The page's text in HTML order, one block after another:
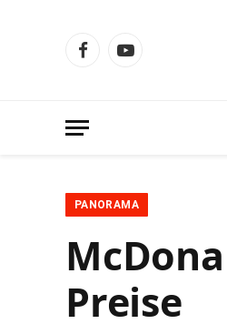
FacebookYouTube
PANORAMA
Preise